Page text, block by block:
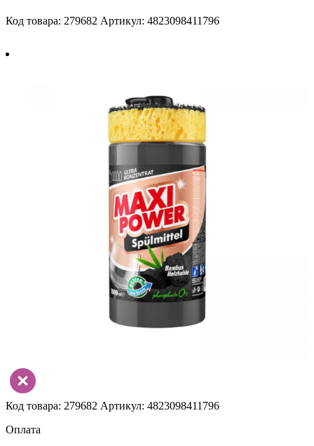
Код товара: 279682 Артикул: 4823098411796
Код товара: 279682 Артикул: 4823098411796
Оплата